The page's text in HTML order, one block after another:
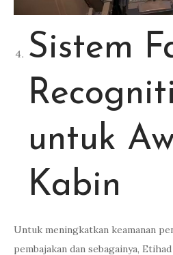
Sistem
untuk
Kabin
Untuk meningkatkan keamanan
pembajakan dan sebagainya,